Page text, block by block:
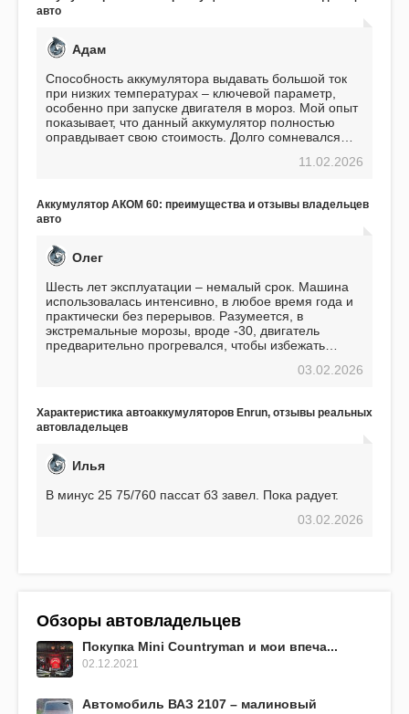
авто
Адам
Способность аккумулятора выдавать большой ток
при низких температурах – ключевой параметр,
особенно при запуске двигателя в мороз. Мой опыт
показывает, что данный аккумулятор полностью
оправдывает свою стоимость. Долго сомневался
пожалел. Считаю, что это отличное вложение,11.02.2026
Аккумулятор АКОМ 60: преимущества и отзывы владельцев
авто
Олег
Шесть лет эксплуатации – немалый срок. Машина
использовалась интенсивно, в любое время года и
практически без перерывов. Разумеется, в
экстремальные морозы, вроде -30, двигатель
предварительно прогревался, чтобы избежать
использования не было ни единой поломки,
EFB 75. Судя по характеристикам, он даже
превосходит предыдущую модель.
03.02.2026
Характеристика автоаккумуляторов Enrun, отзывы реальных
автовладельцев
Илья
В минус 25 75/760 пассат б3 завел. Пока радует.
03.02.2026
Обзоры автовладельцев
Покупка Mini Countryman и мои впеча...
02.12.2021
Автомобиль ВАЗ 2107 – малиновый